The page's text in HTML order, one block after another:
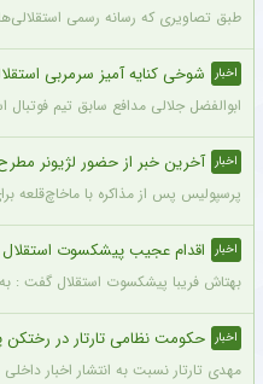
طبق تصاویری که رسانه رسمی
اخبار شوخی کنایه آمیز سرمربی
ابوالفضل جلالی مدافع سابق تیم فوتبال
اخبار آخرین خبر از حضور لژیونر
پرسپولیس پس از مذاکره با ماخاچ‌قلعه
اخبار اقدام عجیب پیشکسوت
بهتاش فریبا پیشکسوت استقلال گفت : به
اخبار حکومت نظامی تارتار در
مهدی تارتار نسبت به انتشار اخبار